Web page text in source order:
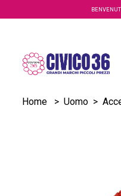
Salta al contenuto principale
Home > Uomo >